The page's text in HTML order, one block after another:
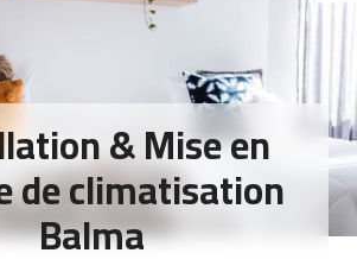
& Mise en
de climatisation
Balma